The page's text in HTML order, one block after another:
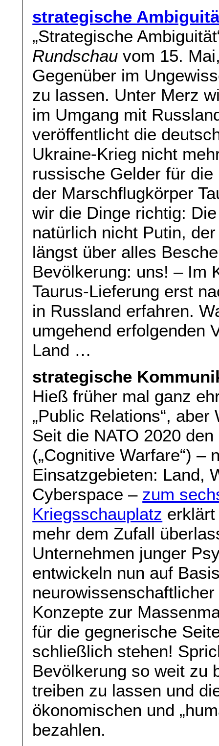
strategische
„Strategische
Rundschau vom 15.
Gegenüber im
zu lassen. Unter Merz
im Umgang mit
veröffentlicht die
Ukraine-Krieg nicht
russische Gelder für
der Marschflugkörper
wir die Dinge richtig:
natürlich nicht Putin,
längst über alles
Bevölkerung: uns! – Im
Taurus-Lieferung erst
in Russland erfahren.
umgehend erfolgenden
Land …
strategische
Hieß früher mal ganz
„Public Relations“,
Seit die NATO 2020
(„Cognitive Warfare“) –
Einsatzgebieten: Land,
Cyberspace – zum
Kriegsschauplatz
mehr dem Zufall
Unternehmen junger
entwickeln nun auf
Konzepte zur
für die gegnerische
schließlich stehen!
Bevölkerung so weit zu
treiben zu lassen und
ökonomischen und
bezahlen.